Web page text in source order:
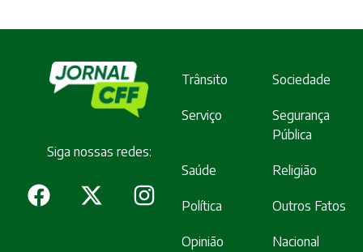
Siga nossas redes:
Trânsito Sociedade
Serviço
Segurança
Pública
Saúde Religião
Política Outros Fatos
Opinião Nacional